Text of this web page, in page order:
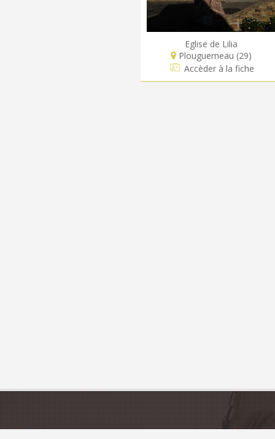
Eglise de Lilia
Plouguerneau (29)
Accèder à la fiche